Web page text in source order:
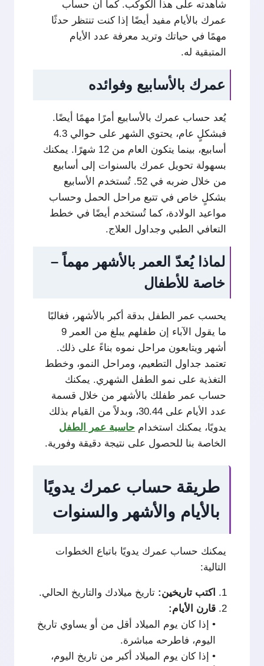
شاهدته على هذا الكوكب. كما أن حساب
عمرك بالأيام مفيد أيضًا إذا كنت تنتظر حدثًا
مهمًا في حياتك وتريد معرفة عدد الأيام
المتبقية له.
عمرك بالأسابيع وفوائده
يُعد حساب عمرك بالأسابيع أمرًا مهمًا أيضًا.
فبشكلٍ عام، يحتوي الشهر على حوالي 4.3
أسابيع، بينما يتكون العام من 12 شهرًا. يمكنك
بسهولة تحويل عمرك بالسنوات إلى أسابيع
من خلال ضربه في 52. تُستخدم الأسابيع
بشكلٍ خاص في تتبع مراحل الحمل وحساب
مواعيد الولادة، كما تُستخدم أيضًا في خطط
التعافي الطبي وجداول العلاج.
لماذا يُعدّ العمر بالأشهر مهماً –
خاصة للأطفال
يحسب عمر الطفل بدقة أكبر بالأشهر، فغالبًا
ما يقول الآباء إن طفلهم يبلغ من العمر 9
أشهر ويتابعون مراحل نموه بناءً على ذلك.
تعتمد جداول التطعيم، ومراحل النمو، وخطط
التغذية على نمو الطفل الشهري. يمكنك
حساب عمر طفلك بالأشهر من خلال قسمة
عدد الأيام على 30.44، وبدلاً من القيام بذلك
يدويًا، يمكنك استخدام حاسبة عمر الطفل
الخاصة بنا للحصول على نتيجة دقيقة وفورية.
طريقة حساب عمرك يدويًا
بالأيام والأشهر والسنوات
يمكنك حساب عمرك يدويًا باتباع الخطوات
التالية:
اكتب تاريخين: تاريخ ميلادك والتاريخ الحالي.
قارن
الأيام:
• إذا كان يوم الميلاد أقل من أو يساوي تاريخ
اليوم، فاطرحه مباشرة.
• إذا كان يوم الميلاد أكبر من تاريخ اليوم،